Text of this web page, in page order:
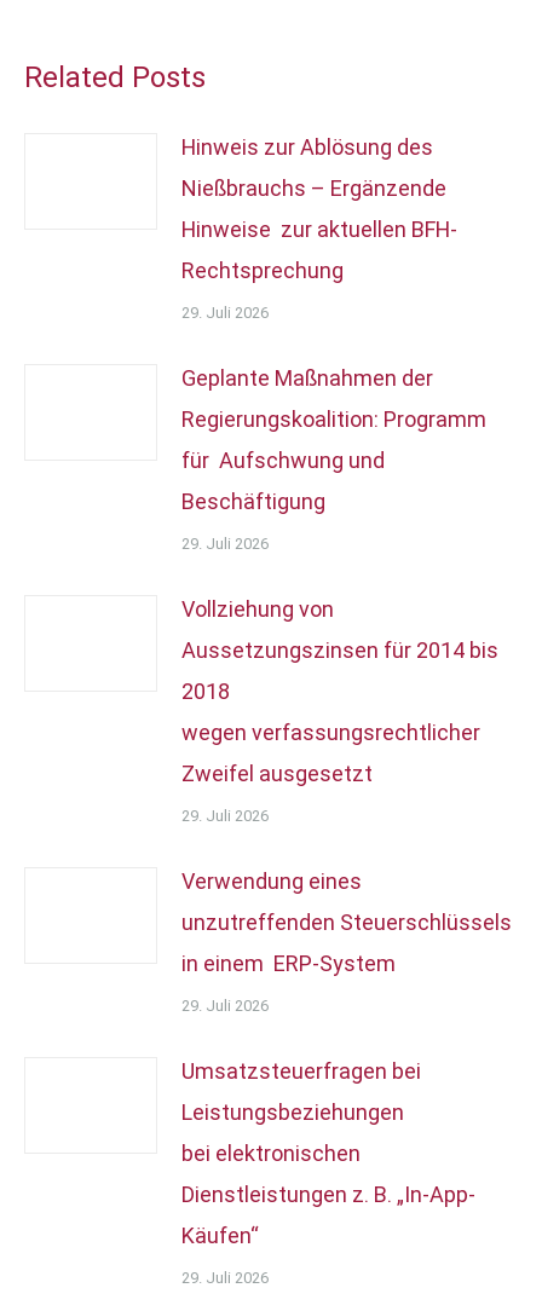
Related Posts
Hinweis zur Ablösung des
Nießbrauchs – Ergänzende
Hinweise zur aktuellen BFH-
Rechtsprechung
29. Juli 2026
Geplante Maßnahmen der
Regierungskoalition: Programm
für Aufschwung und
Beschäftigung
29. Juli 2026
Vollziehung von
Aussetzungszinsen für 2014 bis
2018
wegen verfassungsrechtlicher
Zweifel ausgesetzt
29. Juli 2026
Verwendung eines
unzutreffenden Steuerschlüssels
in einem ERP-System
29. Juli 2026
Umsatzsteuerfragen bei
Leistungsbeziehungen
bei elektronischen
Dienstleistungen z. B. „In-App-
Käufen“
29. Juli 2026